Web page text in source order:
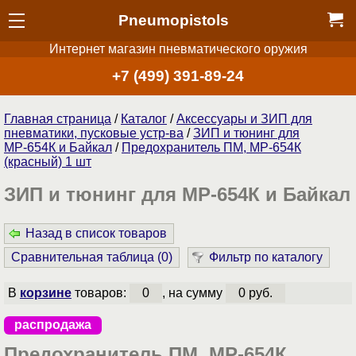
Pneumopistols
Интернет магазин пневматического оружия
+7 (499) 391-89-24
Главная страница / Каталог /Аксессуары и ЗИП для
пневматики, пусковые устр-ва /ЗИП и тюнинг для
МР-654К и Байкал / Предохранитель ПМ, МР-654К
(красный) 1 шт
ЗИП и тюнинг для МР-654К и Байкал
Назад в список товаров
Сравнительная таблица (0) Фильтр по каталогу
В корзинетоваров: 0 , на сумму 0 руб.
распродажа